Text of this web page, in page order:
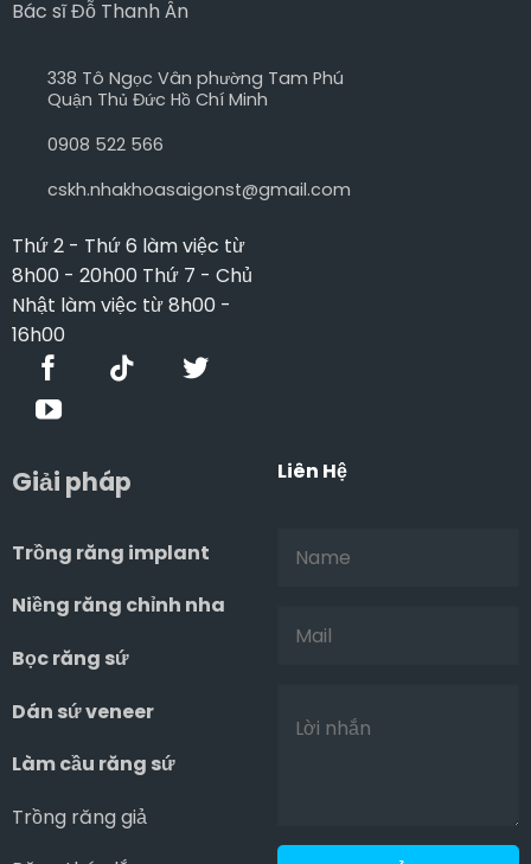
Bác sĩ Đỗ Thanh Ân
338 Tô Ngọc Vân phường Tam Phú
Quận Thủ Đức Hồ Chí Minh
0908 522 566
cskh.nhakhoasaigonst@gmail.com
Thứ 2 - Thứ 6 làm việc từ
8h00 - 20h00 Thứ 7 - Chủ
Nhật làm việc từ 8h00 -
16h00
Giải pháp
Trồng răng implant
Niềng răng chỉnh nha
Bọc răng sứ
Dán sứ veneer
Làm cầu răng sứ
Trồng răng giả
Liên Hệ